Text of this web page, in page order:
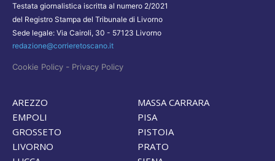
Testata giornalistica iscritta al numero 2/2021
del Registro Stampa del Tribunale di Livorno
Sede legale: Via Cairoli, 30 - 57123 Livorno
redazione@corrieretoscano.it
Cookie Policy - Privacy Policy
AREZZO
EMPOLI
GROSSETO
LIVORNO
MASSA CARRARA
PISA
PISTOIA
PRATO